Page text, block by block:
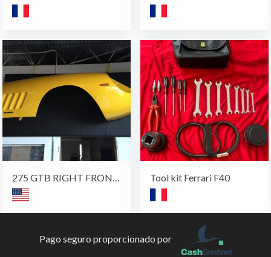
275 GTB RIGHT FRONT FENDER Tool kit Ferrari F40
Pago seguro proporcionado por